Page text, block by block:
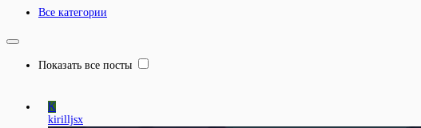
Все категории
Показать все посты
K
kirilljsx